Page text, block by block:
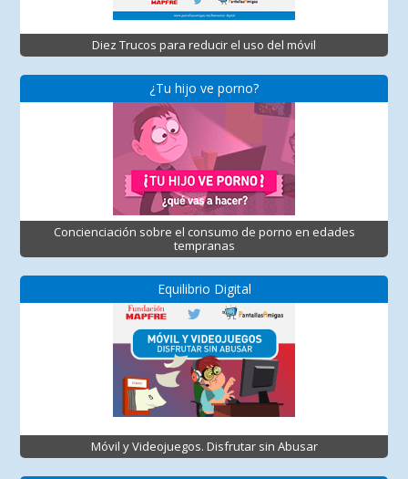
Diez Trucos para reducir el uso del móvil
¿Tu hijo ve porno?
Concienciación sobre el consumo de porno en edades
tempranas
Equilibrio Digital
Móvil y Videojuegos. Disfrutar sin Abusar